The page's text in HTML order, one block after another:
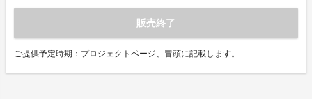
販売終了
ご提供予定時期：プロジェクトページ、冒頭に記載します。